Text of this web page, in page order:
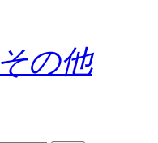
その他